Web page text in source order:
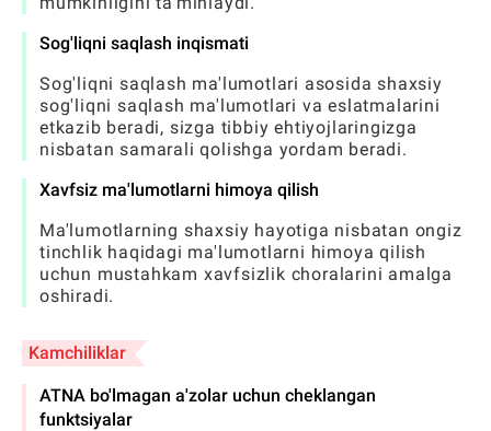
Sog'liqni saqlash inqismati
Sog'liqni saqlash ma'lumotlari asosida shaxsiy
sog'liqni saqlash ma'lumotlari va eslatmalarini
etkazib beradi, sizga tibbiy ehtiyojlaringizga
nisbatan samarali qolishga yordam beradi.
Xavfsiz ma'lumotlarni himoya qilish
Ma'lumotlarning shaxsiy hayotiga nisbatan ongiz
tinchlik haqidagi ma'lumotlarni himoya qilish
uchun mustahkam xavfsizlik choralarini amalga
oshiradi.
Kamchiliklar
ATNA bo'lmagan a'zolar uchun cheklangan
funktsiyalar